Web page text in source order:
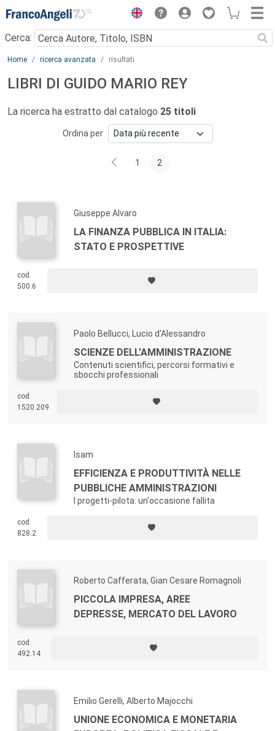
Menu
Cerca:
Main content
Home ricerca avanzata risultati
LIBRI DI GUIDO MARIO REY
La ricerca ha estratto dal catalogo 25 titoli
Ordina per
1 2
Giuseppe Alvaro
LA FINANZA PUBBLICA IN ITALIA:
STATO E PROSPETTIVE
cod.
500.6
Paolo Bellucci, Lucio d'Alessandro
SCIENZE DELL'AMMINISTRAZIONE
Contenuti scientifici, percorsi formativi e
sbocchi professionali
cod.
1520.209
Isam
EFFICIENZA E PRODUTTIVITÀ NELLE
PUBBLICHE AMMINISTRAZIONI
I progetti-pilota: un'occasione fallita
cod.
828.2
Roberto Cafferata, Gian Cesare Romagnoli
PICCOLA IMPRESA, AREE
DEPRESSE, MERCATO DEL LAVORO
cod.
492.14
Emilio Gerelli, Alberto Majocchi
UNIONE ECONOMICA E MONETARIA